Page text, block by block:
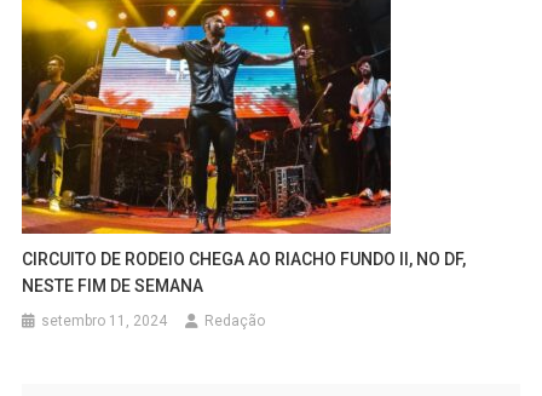
CIRCUITO DE RODEIO CHEGA AO RIACHO FUNDO II, NO DF,
NESTE FIM DE SEMANA
setembro 11, 2024 Redação